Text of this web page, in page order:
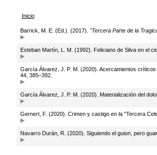
Inicio
Barrick, M. E. (Ed.). (2017). "Tercera Parte de la
Esteban Martín, L. M. (1992). Feliciano de Silva en el
García Álvarez, J. P. M. (2020). Acercamientos
44, 385–392.
García Álvarez, J. P. M. (2020). Materialización del
Gernert, F. (2020). Crimen y castigo en la "Tercera
Navarro Durán, R. (2020). Siguiendo el guion, pero